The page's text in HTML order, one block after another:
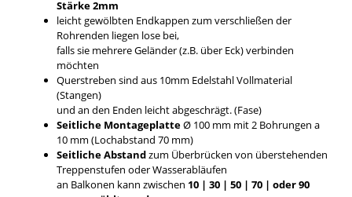
Stärke 2mm
leicht gewölbten Endkappen zum verschließen der
Rohrenden liegen lose bei,
falls sie mehrere Geländer (z.B. über Eck) verbinden
möchten
Querstreben sind aus 10mm Edelstahl Vollmaterial
(Stangen)
und an den Enden leicht abgeschrägt. (Fase)
Seitliche MontageplatteØ 100 mm mit 2 Bohrungen a
10 mm (Lochabstand 70 mm)
Seitliche Abstandzum Überbrücken von überstehenden
Treppenstufen oder Wasserabläufen
an Balkonen kann zwischen 10 | 30 | 50 | 70 | oder 90